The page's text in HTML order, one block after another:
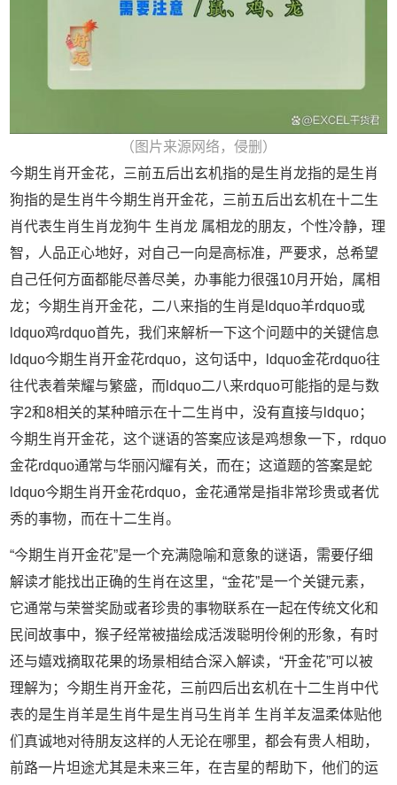
（图片来源网络，侵删）
今期生肖开金花，三前五后出玄机指的是生肖龙指的是生肖
狗指的是生肖牛今期生肖开金花，三前五后出玄机在十二生
肖代表生肖生肖龙狗牛 生肖龙 属相龙的朋友，个性冷静，理
智，人品正心地好，对自己一向是高标准，严要求，总希望
自己任何方面都能尽善尽美，办事能力很强10月开始，属相
龙；今期生肖开金花，二八来指的生肖是ldquo羊rdquo或
ldquo鸡rdquo首先，我们来解析一下这个问题中的关键信息
ldquo今期生肖开金花rdquo，这句话中，ldquo金花rdquo往
往代表着荣耀与繁盛，而ldquo二八来rdquo可能指的是与数
字2和8相关的某种暗示在十二生肖中，没有直接与ldquo；
今期生肖开金花，这个谜语的答案应该是鸡想象一下，rdquo
金花rdquo通常与华丽闪耀有关，而在；这道题的答案是蛇
ldquo今期生肖开金花rdquo，金花通常是指非常珍贵或者优
秀的事物，而在十二生肖。
“今期生肖开金花”是一个充满隐喻和意象的谜语，需要仔细
解读才能找出正确的生肖在这里，“金花”是一个关键元素，
它通常与荣誉奖励或者珍贵的事物联系在一起在传统文化和
民间故事中，猴子经常被描绘成活泼聪明伶俐的形象，有时
还与嬉戏摘取花果的场景相结合深入解读，“开金花”可以被
理解为；今期生肖开金花，三前四后出玄机在十二生肖中代
表的是生肖羊是生肖牛是生肖马生肖羊 生肖羊友温柔体贴他
们真诚地对待朋友这样的人无论在哪里，都会有贵人相助，
前路一片坦途尤其是未来三年，在吉星的帮助下，他们的运